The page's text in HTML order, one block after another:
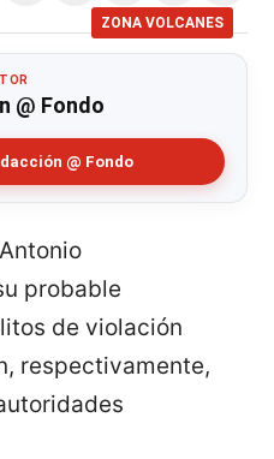
ZONA VOLCANES
@ Fondo
@ Fondo
probable
de violación
respectivamente,